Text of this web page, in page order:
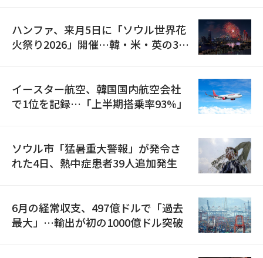
ハンファ、来月5日に「ソウル世界花
火祭り2026」開催…韓・米・英の3カ
イースター航空、韓国国内航空会社
で1位を記録…「上半期搭乗率93%」
ソウル市「猛暑重大警報」が発令さ
れた4日、熱中症患者39人追加発生
6月の経常収支、497億ドルで「過去
最大」…輸出が初の1000億ドル突破